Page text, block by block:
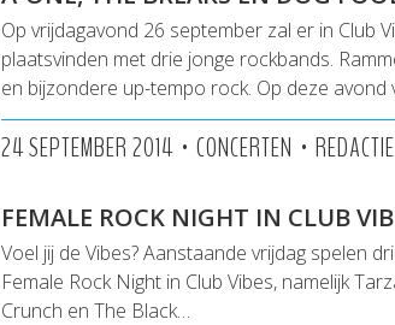
Op vrijdagavond 26 september zal er in Club
plaatsvinden met drie jonge rockbands.
en bijzondere up-tempo rock. Op deze avond
24 SEPTEMBER 2014 • CONCERTEN • REDACTIE
FEMALE ROCK NIGHT IN CLUB
Voel jij de Vibes? Aanstaande vrijdag spelen
Female Rock Night in Club Vibes, namelijk
Crunch en The Black…